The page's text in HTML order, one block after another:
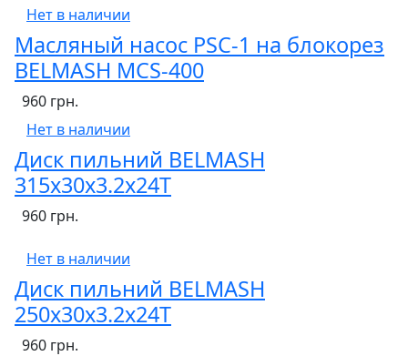
Нет в наличии
Масляный насос PSC-1 на блокорез
BELMASH MCS-400
960 грн.
Нет в наличии
Диск пильний BELMASH
315х30х3.2х24T
960 грн.
Нет в наличии
Диск пильний BELMASH
250х30х3.2х24T
960 грн.